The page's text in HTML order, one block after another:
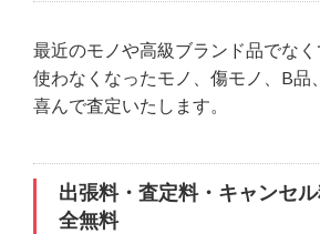
最近のモノや高級ブランド品でなく
使わなくなったモノ、傷モノ、B品
喜んで査定いたします。
出張料・査定料・キャンセ
全無料